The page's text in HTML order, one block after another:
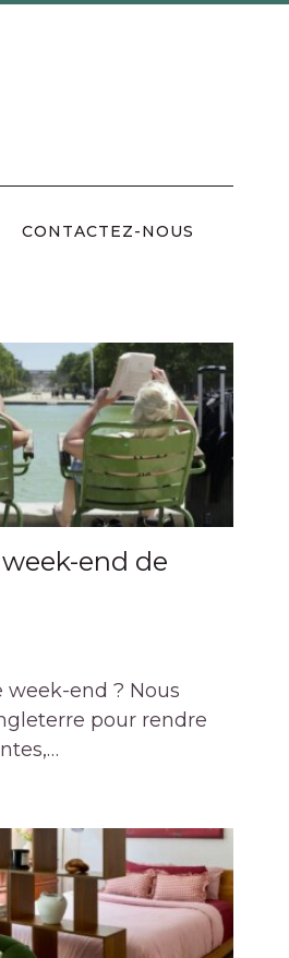
CONTACTEZ-NOUS
end de
week-end ? Nous
pour rendre